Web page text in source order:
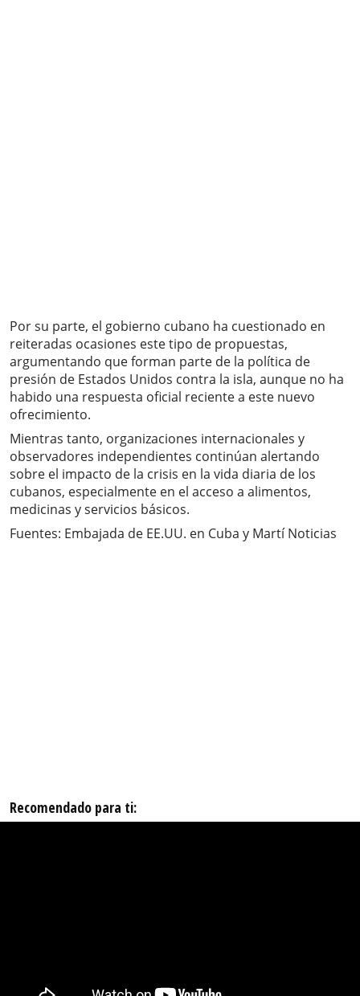
Por su parte, el gobierno cubano ha cuestionado en
reiteradas ocasiones este tipo de propuestas,
argumentando que forman parte de la política de
presión de Estados Unidos contra la isla, aunque no ha
habido una respuesta oficial reciente a este nuevo
ofrecimiento.
Mientras tanto, organizaciones internacionales y
observadores independientes continúan alertando
sobre el impacto de la crisis en la vida diaria de los
cubanos, especialmente en el acceso a alimentos,
medicinas y servicios básicos.
Fuentes: Embajada de EE.UU. en Cuba y Martí Noticias
Recomendado para ti: